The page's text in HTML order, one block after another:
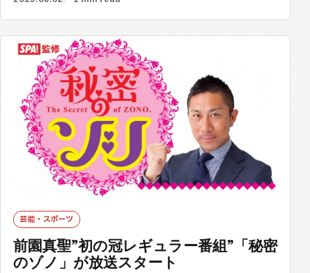
芸能・スポーツ
前園真聖”初の冠レギュラー番組”「秘密
のゾノ」が放送スタート